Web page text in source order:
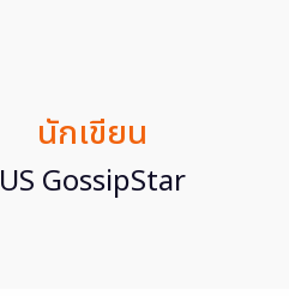
นักเขียน
US GossipStar